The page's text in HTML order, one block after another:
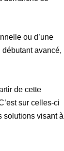
ou d’une
avancé,
de cette
sur celles-ci
solutions visant à